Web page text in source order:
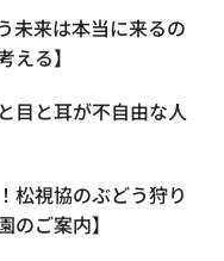
未来は本当に来るの
る】
目と耳が不自由な人
松視協のぶどう狩り
のご案内】